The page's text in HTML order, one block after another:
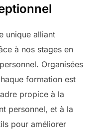
unique alliant
à nos stages en
Organisées
formation est
propice à la
personnel, et à la
pour améliorer